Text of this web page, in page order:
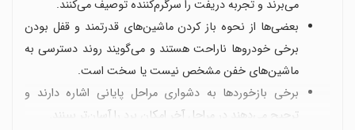
می‌برند و تجربه دریفت را سرگرم‌کننده توصیف می‌کنند.
بعضی‌ها از نحوه باز کردن ماشین‌های قدرتمند و قفل بودن
برخی خودروها ناراحت هستند و می‌گویند روند دسترسی به
ماشین‌های خفن مشخص نیست یا سخت است.
برخی بازخوردها به دشواری مراحل پایانی اشاره دارند و
ترجیح می‌دهند در مراحل آخر امکان برد را آسان‌تر ببینند.